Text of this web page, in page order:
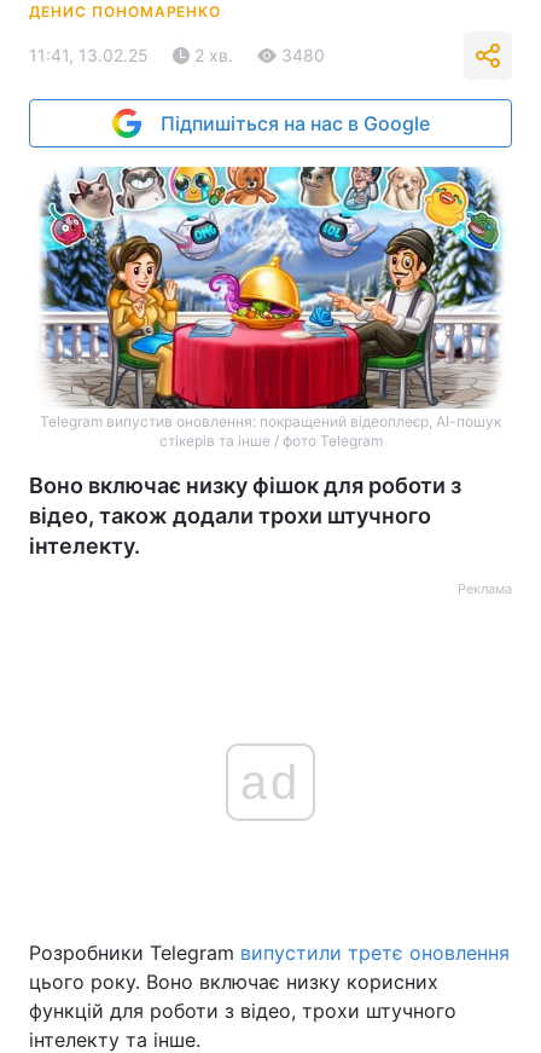
ДЕНИС ПОНОМАРЕНКО
11:41, 13.02.25 2 хв. 3480
Підпишіться на нас в Google
Telegram випустив оновлення: покращений відеоплеєр, АІ-пошук
стікерів та інше / фото Telegram
Воно включає низку фішок для роботи з
відео, також додали трохи штучного
інтелекту.
Реклама
ad
Розробники Telegram випустили третє оновлення
цього року. Воно включає низку корисних
функцій для роботи з відео, трохи штучного
інтелекту та інше.